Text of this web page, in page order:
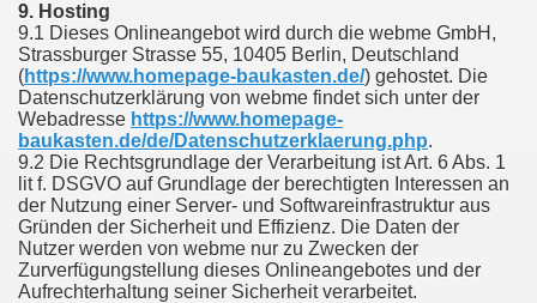
9. Hosting
9.1 Dieses Onlineangebot wird durch die webme GmbH,
Strassburger Strasse 55, 10405 Berlin, Deutschland
(https://www.homepage-baukasten.de/) gehostet. Die
Datenschutzerklärung von webme findet sich unter der
Webadresse https://www.homepage-
baukasten.de/de/Datenschutzerklaerung.php.
9.2 Die Rechtsgrundlage der Verarbeitung ist Art. 6 Abs. 1
lit f. DSGVO auf Grundlage der berechtigten Interessen an
der Nutzung einer Server- und Softwareinfrastruktur aus
Gründen der Sicherheit und Effizienz. Die Daten der
Nutzer werden von webme nur zu Zwecken der
Zurverfügungstellung dieses Onlineangebotes und der
Aufrechterhaltung seiner Sicherheit verarbeitet.